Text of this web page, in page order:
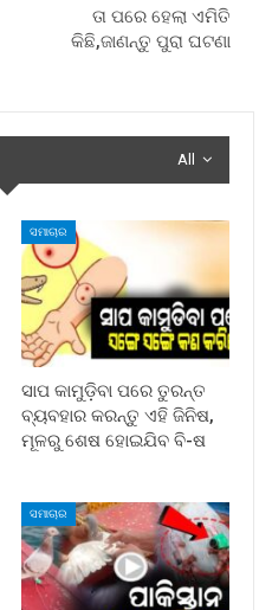
ତା ପରେ ହେଲା ଏମିତି
କିଛି,ଜାଣନ୍ତୁ ପୁରା ଘଟଣା
All
ସମାଚାର
ସାପ କାମୁଡ଼ିବା ପରେ ତୁରନ୍ତ
ବ୍ୟବହାର କରନ୍ତୁ ଏହି ଜିନିଷ,
ମୂଳରୁ ଶେଷ ହୋଇଯିବ ବି-ଷ
ସମାଚାର